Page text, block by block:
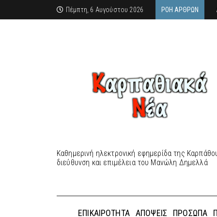
Πέμπτη, 6 Αυγούστου 2026 ΡΟΉ ΆΡΘΡΩΝ
Καθημερινή ηλεκτρονική εφημερίδα της
διεύθυνση και επιμέλεια του Μανώλη Δημελλά
ΕΠΙΚΑΙΡΌΤΗΤΑ ΑΠΌΨΕΙΣ ΠΡΌΣΩΠΑ